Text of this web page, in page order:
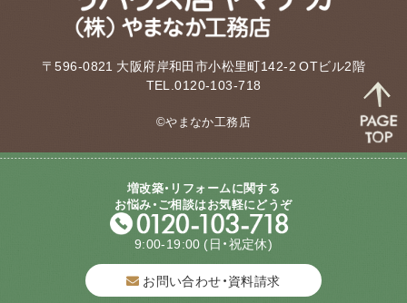
〒596-0821 大阪府岸和田市小松里町142-2 OTビル2階
TEL.0120-103-718
©やまなか工務店
増改築・リフォームに関する
お悩み・ご相談はお気軽にどうぞ
9:00-19:00 (日・祝定休)
お問い合わせ・資料請求